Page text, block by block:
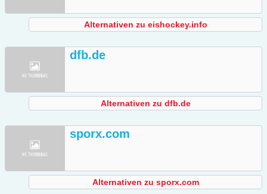
Alternativen zu eishockey.info
dfb.de
Alternativen zu dfb.de
sporx.com
Alternativen zu sporx.com